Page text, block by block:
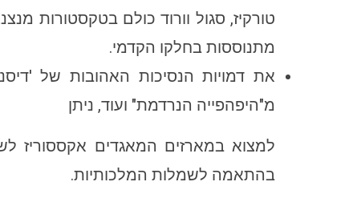
מתנוססות בחלקו הקדמי.
את דמויות הנסיכות האהובות של
מ"היפהפייה הנרדמת" ועוד, ניתן
למצוא במארזים המאגדים אקססוריז
בהתאמה לשמלות המלכותיות.